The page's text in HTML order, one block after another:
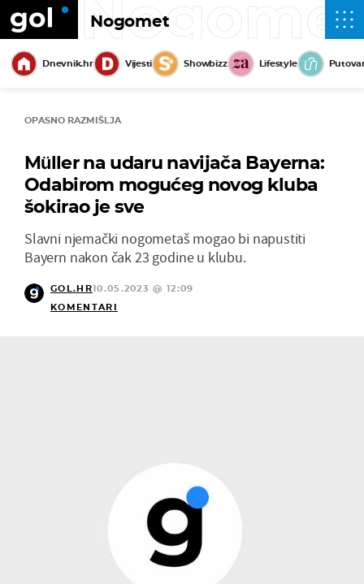
Nogomet
Dnevnik.hr Vijesti Showbizz Lifestyle
OPASNO RAZMIŠLJA
Müller na udaru navijača Bayerna:
Odabirom mogućeg novog kluba
šokirao je sve
Slavni njemački nogometaš mogao bi napustiti
Bayern nakon čak 23 godine u klubu.
GOL.HR10.05.2023 @ 12:09
KOMENTARI